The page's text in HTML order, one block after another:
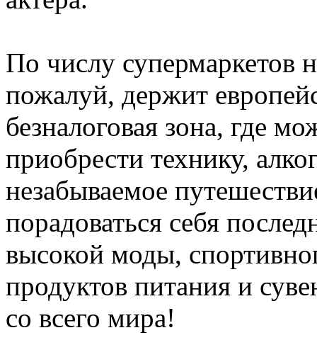
По числу супермаркетов
пожалуй, держит
безналоговая зона, где
приобрести технику,
незабываемое
порадоваться себя
высокой моды,
продуктов питания и
со всего мира!